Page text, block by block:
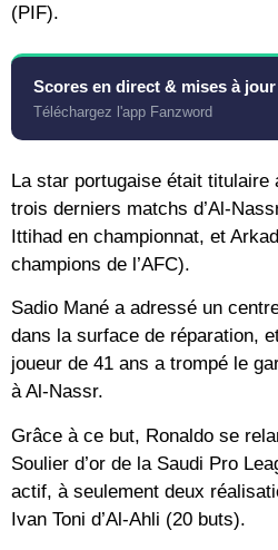
(PIF).
Scores en direct & mises à
Téléchargez l'app Fanzword
La star portugaise était titulaire
trois derniers matchs d’Al-
Ittihad en championnat, et
champions de l’AFC).
Sadio Mané a adressé un
dans la surface de réparation,
joueur de 41 ans a trompé le
à Al-Nassr.
Grâce à ce but, Ronaldo se
Soulier d’or de la Saudi Pro
actif, à seulement deux
Ivan Toni d’Al-Ahli (20 buts).